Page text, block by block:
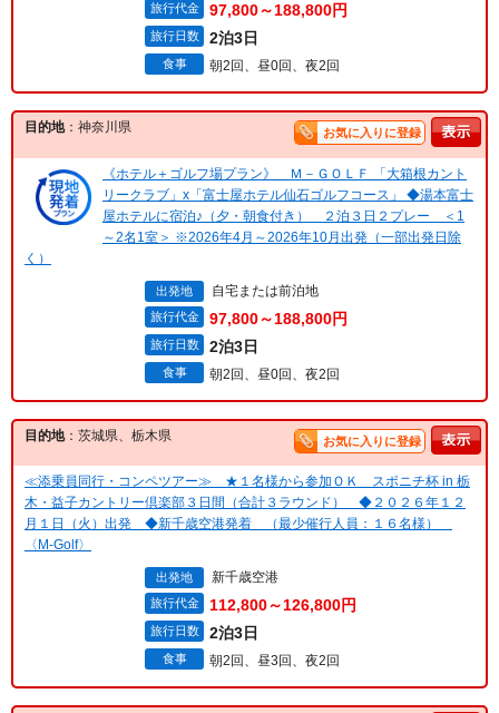
旅行代金 97,800～188,800円
旅行日数 2泊3日
食事 朝2回、昼0回、夜2回
目的地：神奈川県 お気に入りに登録
《ホテル＋ゴルフ場プラン》 Ｍ－ＧＯＬＦ 「大箱根カント
リークラブ」x「富士屋ホテル仙石ゴルフコース」 ◆湯本富士
屋ホテルに宿泊♪（夕・朝食付き） ２泊３日２プレー ＜1
～2名1室＞ ※2026年4月～2026年10月出発（一部出発日除
く）
出発地 自宅または前泊地
旅行代金 97,800～188,800円
旅行日数 2泊3日
食事 朝2回、昼0回、夜2回
目的地：茨城県、栃木県 お気に入りに登録
≪添乗員同行・コンペツアー≫ ★１名様から参加ＯＫ スポニチ杯 in 栃
木・益子カントリー倶楽部３日間（合計３ラウンド） ◆２０２６年１２
月１日（火）出発 ◆新千歳空港発着 （最少催行人員：１６名様）
〈M-Golf〉
出発地 新千歳空港
旅行代金 112,800～126,800円
旅行日数 2泊3日
食事 朝2回、昼3回、夜2回